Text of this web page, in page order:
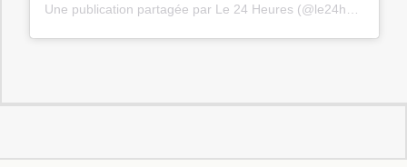
Une publication partagée par Le 24 Heures (@le24heures)